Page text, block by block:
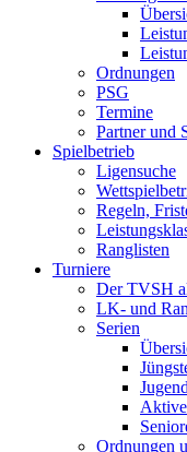
Ordnungen
PSG
Termine
Partner und
Spielbetrieb
Ligensuche
Regeln,
Ranglisten
Turniere
Der TVSH
LK- und
Serien
Jugend
Aktive
Ordnungen